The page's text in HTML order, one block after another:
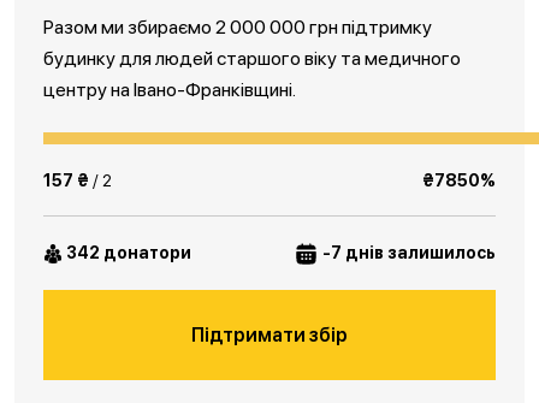
Разом ми збираємо 2 000 000 грн підтримку
будинку для людей старшого віку та медичного
центру на Івано-Франківщині.
157 ₴ / 2 ₴7850%
342 донатори -7 днів залишилось
Підтримати збір